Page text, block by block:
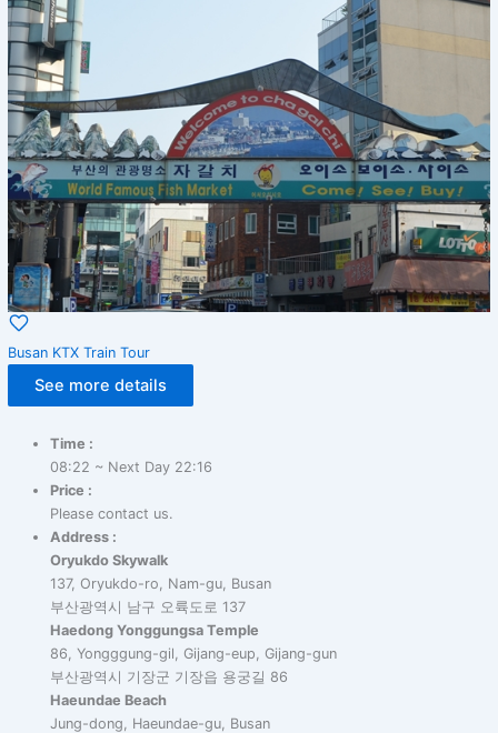
Busan KTX Train Tour
See more details
Time :
08:22 ~ Next Day 22:16
Price :
Please contact us.
Address :
Oryukdo Skywalk
137, Oryukdo-ro, Nam-gu, Busan
부산광역시 남구 오륙도로 137
Haedong Yonggungsa Temple
86, Yongggung-gil, Gijang-eup, Gijang-gun
부산광역시 기장군 기장읍 용궁길 86
Haeundae Beach
Jung-dong, Haeundae-gu, Busan